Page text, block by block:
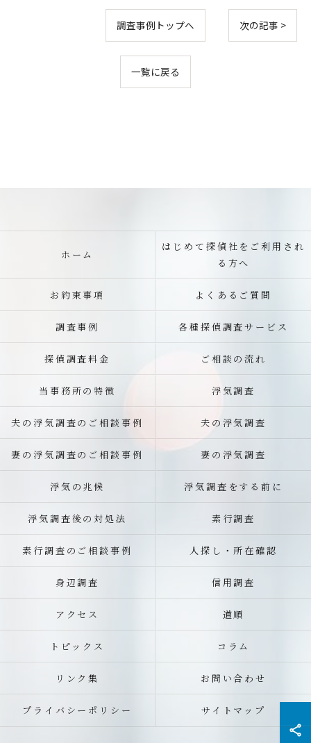
調査事例トップへ 次の記事 >
一覧に戻る
ホーム
はじめて探偵社をご利用され
る方へ
お約束事項 よくあるご質問
調査事例 各種探偵調査サービス
探偵調査料金 ご相談の流れ
当事務所の特徴 浮気調査
夫の浮気調査のご相談事例 夫の浮気調査
妻の浮気調査のご相談事例 妻の浮気調査
浮気の兆候 浮気調査をする前に
浮気調査後の対処法 素行調査
素行調査のご相談事例 人探し・所在確認
身辺調査 信用調査
アクセス 道順
トピックス コラム
リンク集 お問い合わせ
プライバシーポリシー サイトマップ